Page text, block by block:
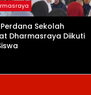
Perdana Sekolah
Dharmasraya Diikuti